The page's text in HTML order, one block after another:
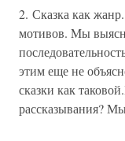
2. Сказка как
мотивов. Mы
этим еще не
сказки как
рассказывания?